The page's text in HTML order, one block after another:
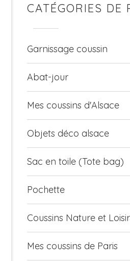
CATÉGORIES DE
Garnissage coussin
Abat-jour
Mes coussins d'Alsace
Objets déco alsace
Sac en toile (Tote bag)
Pochette
Coussins Nature et
Mes coussins de Paris